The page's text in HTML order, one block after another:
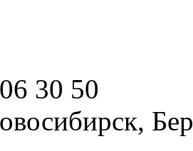
30 50